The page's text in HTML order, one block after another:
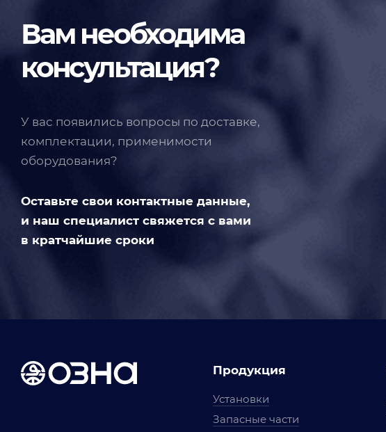
Вам необходима
консультация?
У вас появились вопросы по доставке,
комплектации, применимости
оборудования?
Оставьте свои контактные данные,
и наш специалист свяжется с вами
в кратчайшие сроки
Продукция
Установки
Запасные части